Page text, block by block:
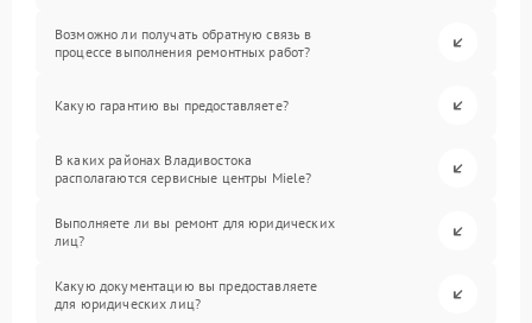
Возможно ли получать обратную связь в
процессе выполнения ремонтных работ?
Какую гарантию вы предоставляете?
В каких районах Владивостока
располагаются сервисные центры Miele?
Выполняете ли вы ремонт для юридических
лиц?
Какую документацию вы предоставляете
для юридических лиц?